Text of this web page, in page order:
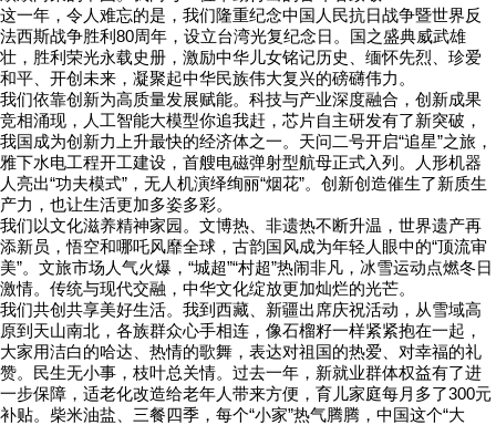
这一年，令人难忘的是，我们隆重纪念中国人民抗日战争暨世界反
法西斯战争胜利80周年，设立台湾光复纪念日。国之盛典威武雄
壮，胜利荣光永载史册，激励中华儿女铭记历史、缅怀先烈、珍爱
和平、开创未来，凝聚起中华民族伟大复兴的磅礴伟力。
我们依靠创新为高质量发展赋能。科技与产业深度融合，创新成果
竞相涌现，人工智能大模型你追我赶，芯片自主研发有了新突破，
我国成为创新力上升最快的经济体之一。天问二号开启“追星”之旅，
雅下水电工程开工建设，首艘电磁弹射型航母正式入列。人形机器
人亮出“功夫模式”，无人机演绎绚丽“烟花”。创新创造催生了新质生
产力，也让生活更加多姿多彩。
我们以文化滋养精神家园。文博热、非遗热不断升温，世界遗产再
添新员，悟空和哪吒风靡全球，古韵国风成为年轻人眼中的“顶流审
美”。文旅市场人气火爆，“城超”“村超”热闹非凡，冰雪运动点燃冬日
激情。传统与现代交融，中华文化绽放更加灿烂的光芒。
我们共创共享美好生活。我到西藏、新疆出席庆祝活动，从雪域高
原到天山南北，各族群众心手相连，像石榴籽一样紧紧抱在一起，
大家用洁白的哈达、热情的歌舞，表达对祖国的热爱、对幸福的礼
赞。民生无小事，枝叶总关情。过去一年，新就业群体权益有了进
一步保障，适老化改造给老年人带来方便，育儿家庭每月多了300元
补贴。柴米油盐、三餐四季，每个“小家”热气腾腾，中国这个“大